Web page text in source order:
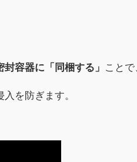
封容器に「同梱する」 ことで
を防ぎます。